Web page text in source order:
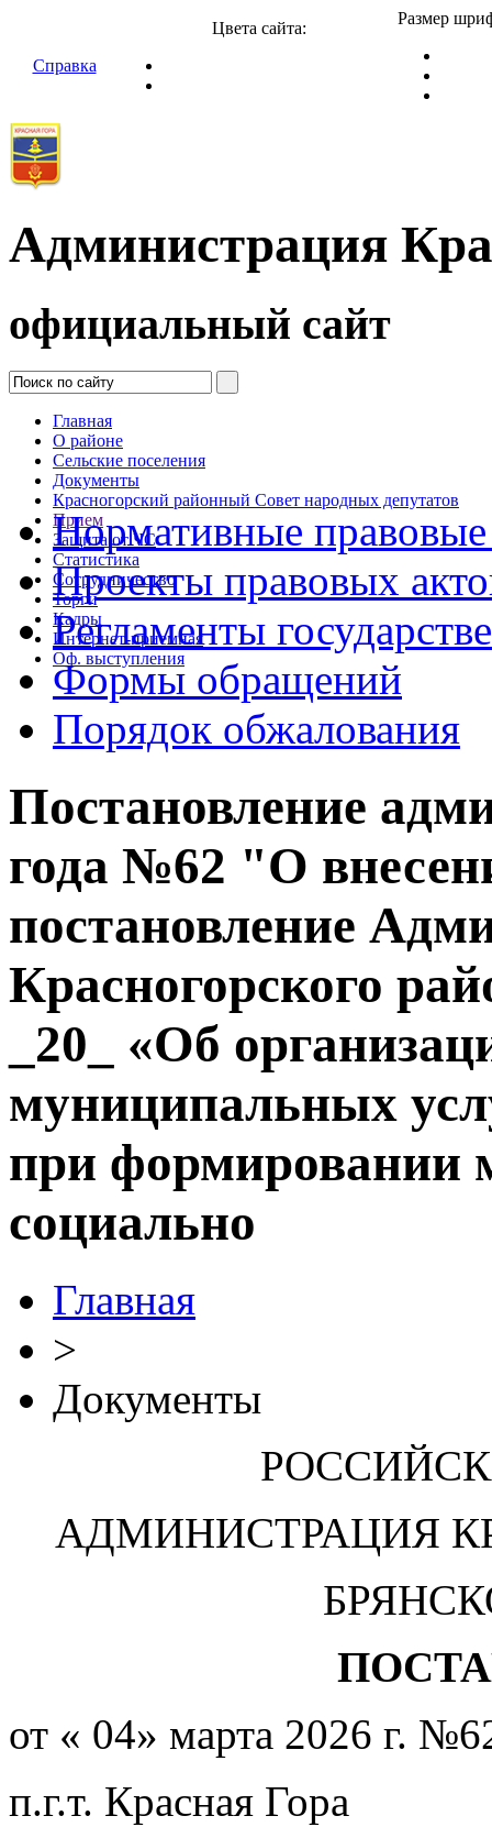
Справка
Цвета сайта:
Размер
Администрация
официальный сайт
Главная
О районе
Сельские поселения
Документы
Красногорский районный Совет народных депутатов
Прием
Защита от ЧС
Статистика
Сотрудничество
Торги
Кадры
Интернет-приемная
Оф. выступления
Нормативные
Проекты правовых
Регламенты
Формы обращений
Порядок обжалования
Постановление
года №62 "О
постановление
Красногорского
_20_ «Об
муниципальных
при формировании
социально
Главная
>
Документы
АДМИНИСТРАЦИЯ
от « 04» марта 2026 г.
п.г.т. Красная Гора